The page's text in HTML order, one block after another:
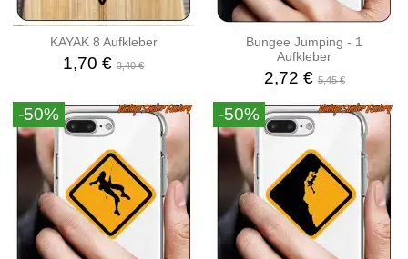
KAYAK 8 Aufkleber
1,70 €3,40 €
Bungee Jumping - 1
Aufkleber
2,72 €5,45 €
-50% -50%